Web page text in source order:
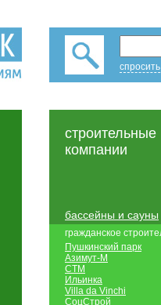
строительные
компании
бассейны и сауны
гражданское
Пушкинский парк
Азимут-М
СТМ
Ильинка
Villa da Vinchi
СоцСтрой